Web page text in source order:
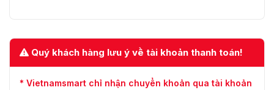
Quý khách hàng lưu ý về tài khoản thanh toán!
* Vietnamsmart chỉ nhận chuyển khoản qua tài khoản